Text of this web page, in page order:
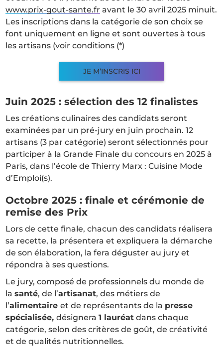
www.prix-gout-sante.fr avant le 30 avril 2025 minuit.
Les inscriptions dans la catégorie de son choix se
font uniquement en ligne et sont ouvertes à tous
les artisans (voir conditions (*)
JE M’INSCRIS ICI
Juin 2025 : sélection des 12 finalistes
Les créations culinaires des candidats seront
examinées par un pré-jury en juin prochain. 12
artisans (3 par catégorie) seront sélectionnés pour
participer à la Grande Finale du concours en 2025 à
Paris, dans l’école de Thierry Marx : Cuisine Mode
d’Emploi(s).
Octobre 2025 : finale et cérémonie de
remise des Prix
Lors de cette finale, chacun des candidats réalisera
sa recette, la présentera et expliquera la démarche
de son élaboration, la fera déguster au jury et
répondra à ses questions.
Le jury, composé de professionnels du monde de
lasanté, de l’artisanat, des métiers de
l’alimentaireet de représentants de la presse
spécialisée,désignera1 lauréat dans chaque
catégorie, selon des critères de goût, de créativité
et de qualités nutritionnelles.